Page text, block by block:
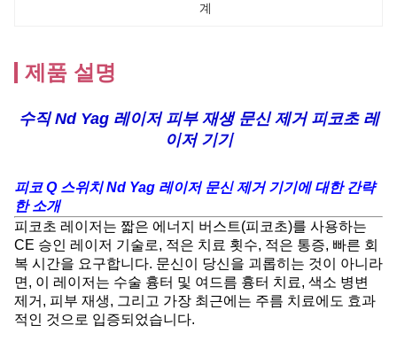
계
제품 설명
수직 Nd Yag 레이저 피부 재생 문신 제거 피코초 레
이저 기기
피코 Q 스위치 Nd Yag 레이저 문신 제거 기기에 대한 간략
한 소개
피코초 레이저는 짧은 에너지 버스트(피코초)를 사용하는
CE 승인 레이저 기술로, 적은 치료 횟수, 적은 통증, 빠른 회
복 시간을 요구합니다. 문신이 당신을 괴롭히는 것이 아니라
면, 이 레이저는 수술 흉터 및 여드름 흉터 치료, 색소 병변
제거, 피부 재생, 그리고 가장 최근에는 주름 치료에도 효과
적인 것으로 입증되었습니다.